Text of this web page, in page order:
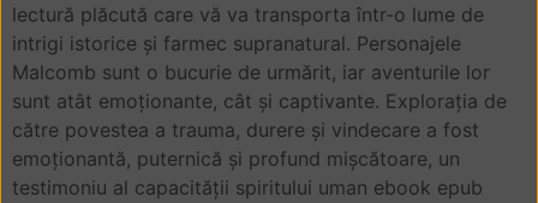
lectură plăcută care vă va transporta într-o lume de
intrigi istorice și farmec supranatural. Personajele
Malcomb sunt o bucurie de urmărit, iar aventurile lor
sunt atât emoționante, cât și captivante. Explorația de
către povestea a trauma, durere și vindecare a fost
emoționantă, puternică și profund mișcătoare, un
testimoniu al capacității spiritului uman ebook epub